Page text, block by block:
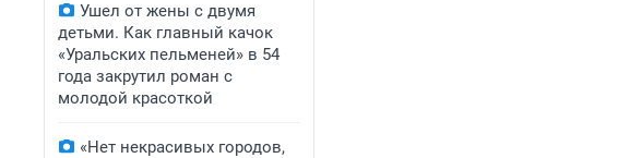
Ушел от жены с двумя
детьми. Как главный качок
«Уральских пельменей» в 54
года закрутил роман с
молодой красоткой
«Нет некрасивых городов,